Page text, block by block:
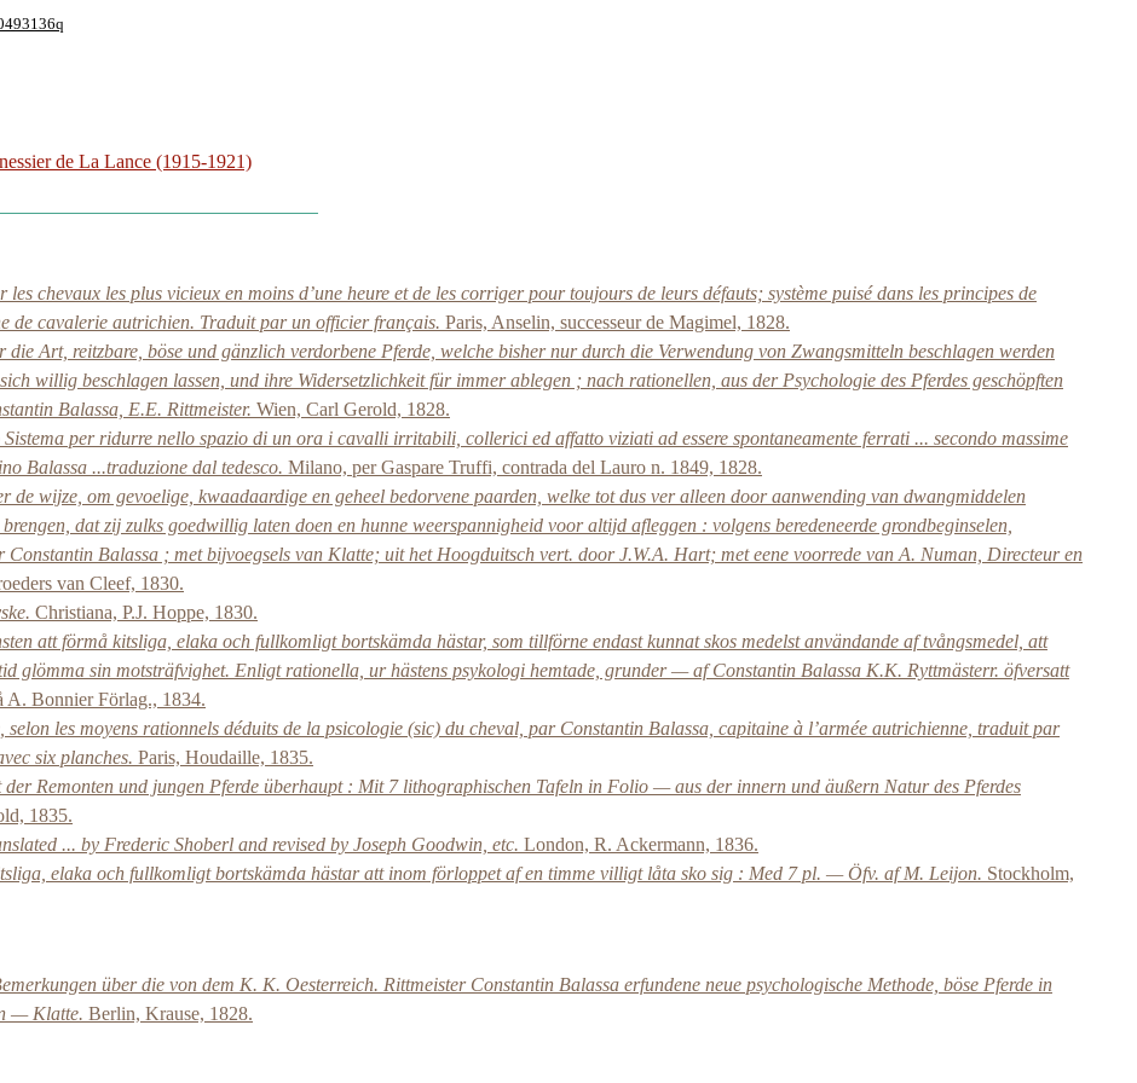
de La Lance (1915-1921)
chevaux les plus vicieux en moins d’une heure et de les corriger pour toujours de leurs défauts; système puisé dans les principes de
de cavalerie autrichien. Traduit par un officier français. Paris, Anselin, successeur de Magimel, 1828.
Art, reitzbare, böse und gänzlich verdorbene Pferde, welche bisher nur durch die Verwendung von Zwangsmitteln beschlagen werden
willig beschlagen lassen, und ihre Widersetzlichkeit für immer ablegen ; nach rationellen, aus der Psychologie des Pferdes geschöpften
Balassa, E.E. Rittmeister. Wien, Carl Gerold, 1828.
per ridurre nello spazio di un ora i cavalli irritabili, collerici ed affatto viziati ad essere spontaneamente ferrati ... secondo massime
Balassa ...traduzione dal tedesco. Milano, per Gaspare Truffi, contrada del Lauro n. 1849, 1828.
de wijze, om gevoelige, kwaadaardige en geheel bedorvene paarden, welke tot dus ver alleen door aanwending van dwangmiddelen
dat zij zulks goedwillig laten doen en hunne weerspannigheid voor altijd afleggen : volgens beredeneerde grondbeginselen,
Balassa ; met bijvoegsels van Klatte; uit het Hoogduitsch vert. door J.W.A. Hart; met eene voorrede van A. Numan, Directeur en
van Cleef, 1830.
Christiana, P.J. Hoppe, 1830.
att förmå kitsliga, elaka och fullkomligt bortskämda hästar, som tillförne endast kunnat skos medelst användande af tvångsmedel, att
glömma sin motsträfvighet. Enligt rationella, ur hästens psykologi hemtade, grunder — af Constantin Balassa K.K. Ryttmästerr. öfversatt
A. Bonnier Förlag., 1834.
selon les moyens rationnels déduits de la psicologie (sic) du cheval, par Constantin Balassa, capitaine à l’armée autrichienne, traduit par
six planches. Paris, Houdaille, 1835.
Remonten und jungen Pferde überhaupt : Mit 7 lithographischen Tafeln in Folio — aus der innern und äußern Natur des Pferdes
1835.
... by Frederic Shoberl and revised by Joseph Goodwin, etc. London, R. Ackermann, 1836.
elaka och fullkomligt bortskämda hästar att inom förloppet af en timme villigt låta sko sig : Med 7 pl. — Öfv. af M. Leijon. Stockholm,
über die von dem K. K. Oesterreich. Rittmeister Constantin Balassa erfundene neue psychologische Methode, böse Pferde in
— Klatte. Berlin, Krause, 1828.